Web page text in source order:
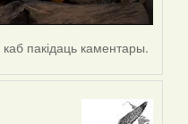
каб пакідаць каментары.